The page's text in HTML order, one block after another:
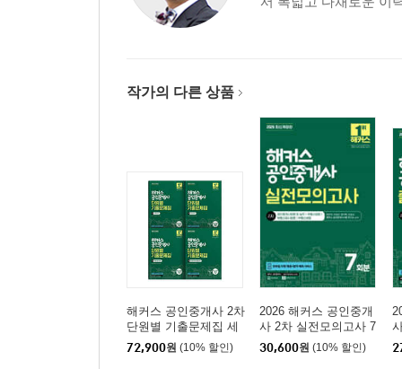
제3편 중개실무
제3장 중개활동과 전자계약시스템
『2026 해커스 공인중개사 한종민 핵심요약집 2
이 책의 구성
공인중개사 시험안내
학습플랜
출제경향분석
제1편 국토의 계획 및 이용에 관한 법률
제1장 총칙
작가의 다른 상품
해커스 공인중개사 2차
단원별 기출문제집 세
트: 부동산공법, 부동산
세법, 부동산공시법령,
72,900원 (10% 할인)
2026 해커스 공인중개
사 2차 실전모의고사 7
회분
30,600원 (10% 할인)